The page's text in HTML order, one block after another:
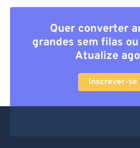
Quer converter
grandes sem filas
Atualize
Inscrever-se